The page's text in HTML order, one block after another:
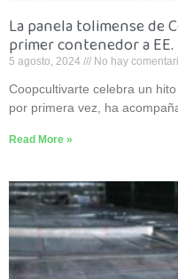
La panela tolimense de
primer contenedor a EE.
5 agosto, 2024 No hay
Coopcultivarte celebra un
por primera vez, ha
Read More »